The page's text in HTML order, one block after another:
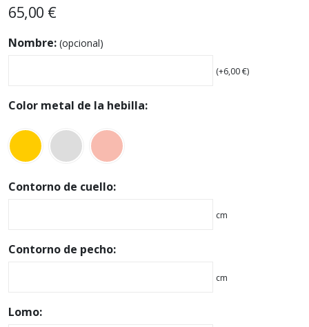
65,00 €
Nombre: (opcional)
(+6,00€)
Color metal de la hebilla:
Contorno de cuello:
cm
Contorno de pecho:
cm
Lomo: